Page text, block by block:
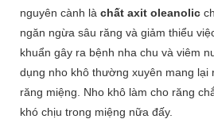
nguyên cành là chất axit oleanolic
ngăn ngừa sâu răng và giảm thiểu
khuẩn gây ra bệnh nha chu và viêm
dụng nho khô thường xuyên mang lại
răng miệng. Nho khô làm cho răng
khó chịu trong miệng nữa đấy.